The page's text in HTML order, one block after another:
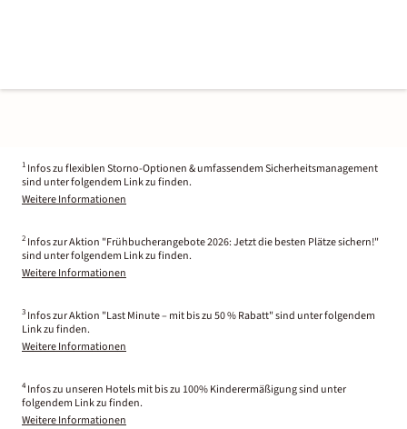
1 Infos zu flexiblen Storno-Optionen & umfassendem Sicherheitsmanagement
sind unter folgendem Link zu finden.
Weitere Informationen
2 Infos zur Aktion "Frühbucherangebote 2026: Jetzt die besten Plätze sichern!"
sind unter folgendem Link zu finden.
Weitere Informationen
3 Infos zur Aktion "Last Minute – mit bis zu 50 % Rabatt" sind unter folgendem
Link zu finden.
Weitere Informationen
4 Infos zu unseren Hotels mit bis zu 100% Kinderermäßigung sind unter
folgendem Link zu finden.
Weitere Informationen